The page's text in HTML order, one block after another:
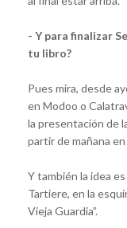
- Y para finalizar
tu libro?
Pues mira, desde
en Modoo o
la presentación de
partir de mañana
Y también la idea
Tartiere, en la
Vieja Guardia”.